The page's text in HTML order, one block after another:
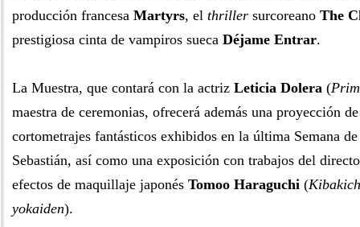
producción francesa Martyrs, el thriller surcoreano The
prestigiosa cinta de vampiros sueca Déjame Entrar.
La Muestra, que contará con la actriz Leticia Dolera (
maestra de ceremonias, ofrecerá además una proyección
cortometrajes fantásticos exhibidos en la última Semana
Sebastián, así como una exposición con trabajos del
efectos de maquillaje japonés Tomoo Haraguchi (
yokaiden).